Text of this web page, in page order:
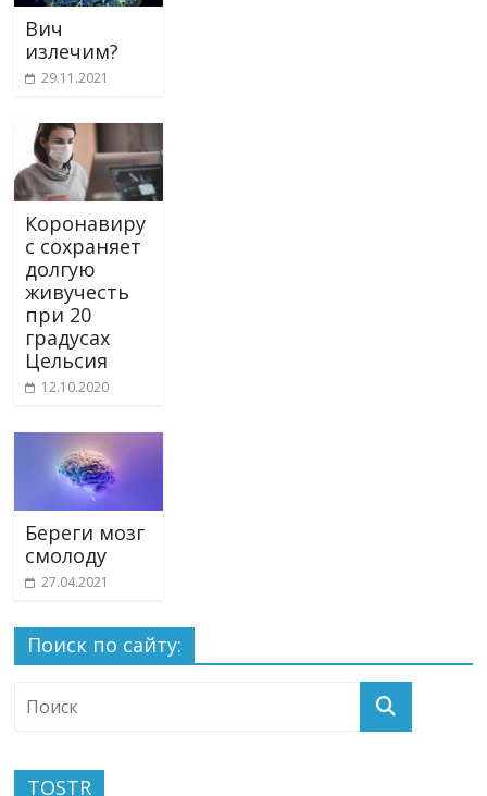
Вич
излечим?
29.11.2021
Коронавиру
с сохраняет
долгую
живучесть
при 20
градусах
Цельсия
12.10.2020
Береги мозг
смолоду
27.04.2021
Поиск по сайту:
TOSTR